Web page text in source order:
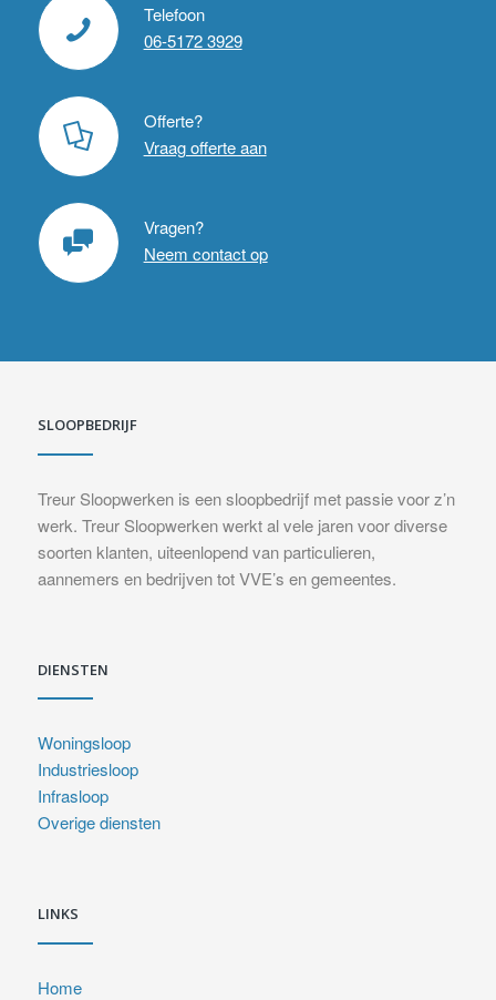
Telefoon
06-5172 3929
Offerte?
Vraag offerte aan
Vragen?
Neem contact op
SLOOPBEDRIJF
Treur Sloopwerken is een sloopbedrijf met passie voor z’n
werk. Treur Sloopwerken werkt al vele jaren voor diverse
soorten klanten, uiteenlopend van particulieren,
aannemers en bedrijven tot VVE’s en gemeentes.
DIENSTEN
Woningsloop
Industriesloop
Infrasloop
Overige diensten
LINKS
Home